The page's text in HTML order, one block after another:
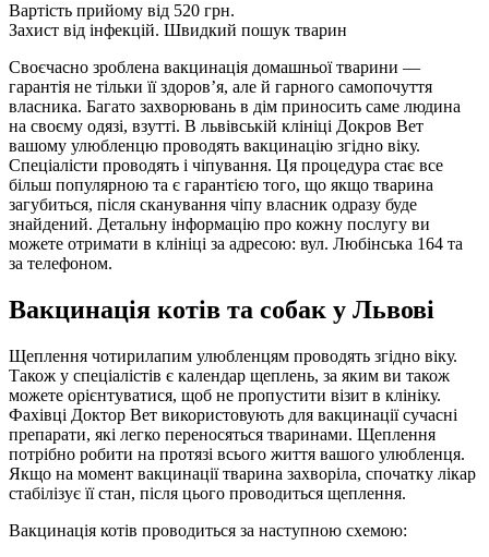
Вартість прийому від 520 грн.
Захист від інфекцій. Швидкий пошук тварин
Своєчасно зроблена вакцинація домашньої тварини —
гарантія не тільки її здоров’я, але й гарного самопочуття
власника. Багато захворювань в дім приносить саме людина
на своєму одязі, взутті. В львівській клініці Докров Вет
вашому улюбленцю проводять вакцинацію згідно віку.
Спеціалісти проводять і чіпування. Ця процедура стає все
більш популярною та є гарантією того, що якщо тварина
загубиться, після сканування чіпу власник одразу буде
знайдений. Детальну інформацію про кожну послугу ви
можете отримати в клініці за адресою: вул. Любінська 164 та
за телефоном.
Вакцинація котів та собак у Львові
Щеплення чотирилапим улюбленцям проводять згідно віку.
Також у спеціалістів є календар щеплень, за яким ви також
можете орієнтуватися, щоб не пропустити візит в клініку.
Фахівці Доктор Вет використовують для вакцинації сучасні
препарати, які легко переносяться тваринами. Щеплення
потрібно робити на протязі всього життя вашого улюбленця.
Якщо на момент вакцинації тварина захворіла, спочатку лікар
стабілізує її стан, після цього проводиться щеплення.
Вакцинація котів проводиться за наступною схемою: